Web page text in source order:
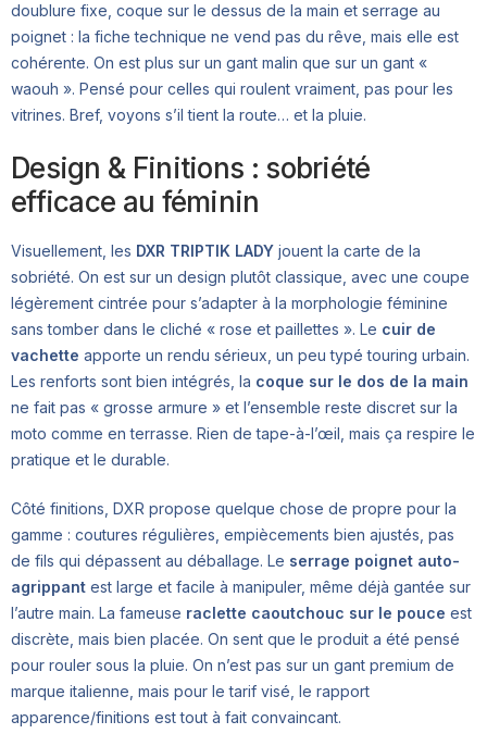
doublure fixe, coque sur le dessus de la main et serrage au
poignet : la fiche technique ne vend pas du rêve, mais elle est
cohérente. On est plus sur un gant malin que sur un gant «
waouh ». Pensé pour celles qui roulent vraiment, pas pour les
vitrines. Bref, voyons s’il tient la route… et la pluie.
Design & Finitions : sobriété
efficace au féminin
Visuellement, les DXR TRIPTIK LADY jouent la carte de la
sobriété. On est sur un design plutôt classique, avec une coupe
légèrement cintrée pour s’adapter à la morphologie féminine
sans tomber dans le cliché « rose et paillettes ». Le cuir de
vachette apporte un rendu sérieux, un peu typé touring urbain.
Les renforts sont bien intégrés, la coque sur le dos de la main
ne fait pas « grosse armure » et l’ensemble reste discret sur la
moto comme en terrasse. Rien de tape-à-l’œil, mais ça respire le
pratique et le durable.
Côté finitions, DXR propose quelque chose de propre pour la
gamme : coutures régulières, empiècements bien ajustés, pas
de fils qui dépassent au déballage. Le serrage poignet auto-
agrippant est large et facile à manipuler, même déjà gantée sur
l’autre main. La fameuse raclette caoutchouc sur le pouce est
discrète, mais bien placée. On sent que le produit a été pensé
pour rouler sous la pluie. On n’est pas sur un gant premium de
marque italienne, mais pour le tarif visé, le rapport
apparence/finitions est tout à fait convaincant.